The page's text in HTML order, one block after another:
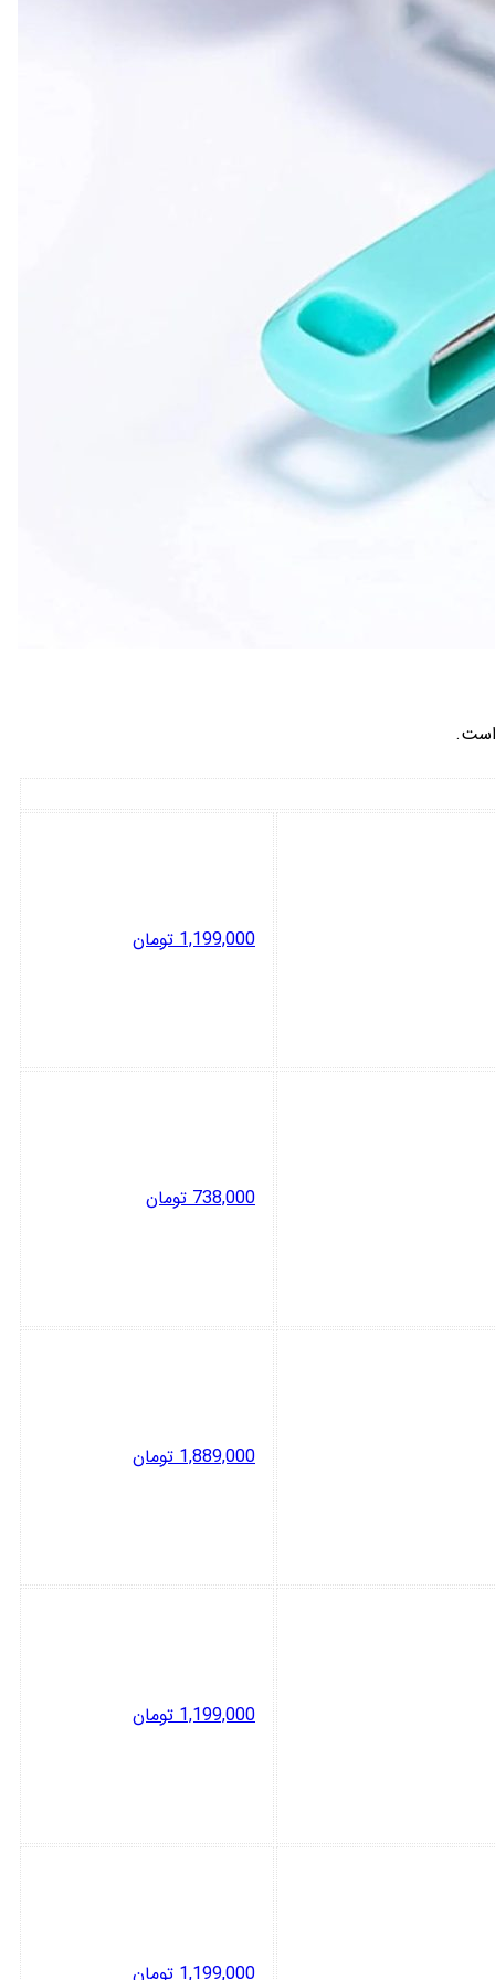
است.
1,199,000 تومان
738,000 تومان
1,889,000 تومان
1,199,000 تومان
1,199,000 تومان